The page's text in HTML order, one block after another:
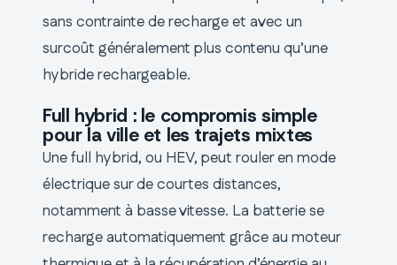
sans contrainte de recharge et avec un
surcoût généralement plus contenu qu’une
hybride rechargeable.
Full hybrid : le compromis simple
pour la ville et les trajets mixtes
Une full hybrid, ou HEV, peut rouler en mode
électrique sur de courtes distances,
notamment à basse vitesse. La batterie se
recharge automatiquement grâce au moteur